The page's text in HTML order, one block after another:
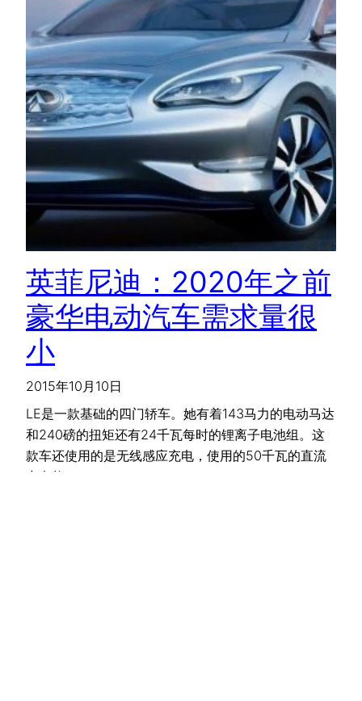
英菲尼迪：2020年之前
豪华电动汽车需求量很
小
2015年10月10日
LE是一款基础的四门轿车。她有着143马力的电动马达
和240磅的扭矩还有24千瓦每时的锂离子电池组。这
款车还使用的是无线感应充电，使用的50千瓦的直流
充电垫。